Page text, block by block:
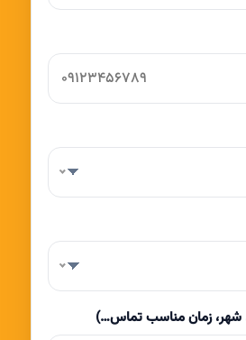
شهر، زمان مناسب تماس…)